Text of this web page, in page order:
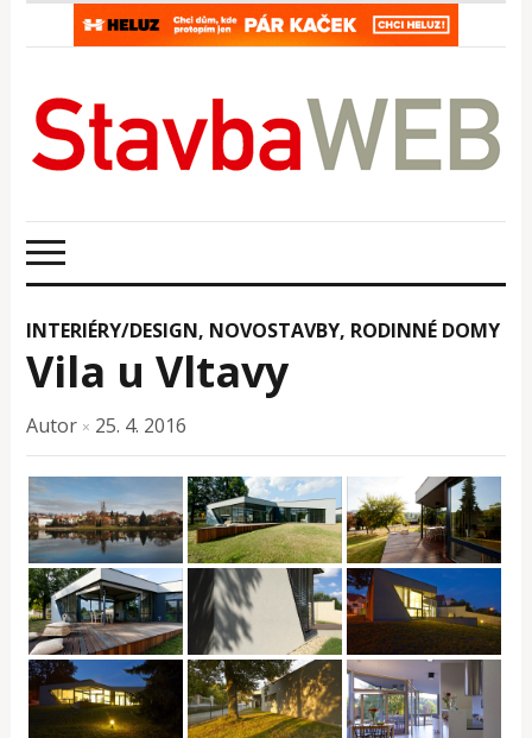
INTERIÉRY/DESIGN, NOVOSTAVBY, RODINNÉ DOMY
Vila u Vltavy
Autor × 25. 4. 2016